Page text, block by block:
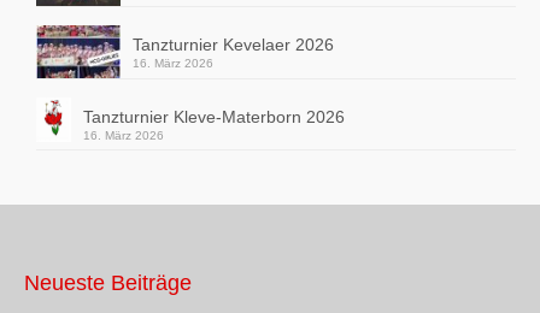
Tanzturnier Kevelaer 2026
16. März 2026
Tanzturnier Kleve-Materborn 2026
16. März 2026
Neueste Beiträge